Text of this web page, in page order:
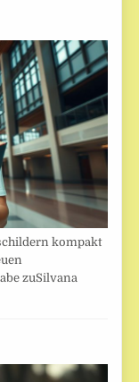
kompakt
zuSilvana